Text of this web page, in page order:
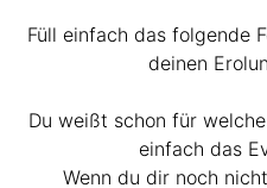
Füll einfach das folgende
deinen
Du weißt schon für
einfach das
Wenn du dir noch